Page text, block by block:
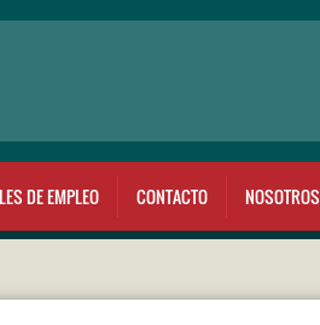
DE EMPLEO CONTACTO NOSOTROS